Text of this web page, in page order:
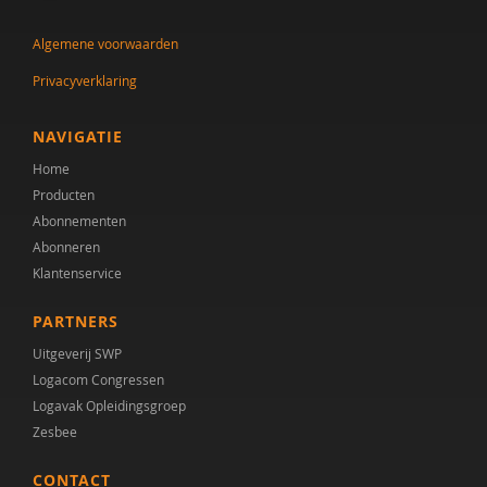
Leni Van Goidsenhoven
Gert-Jan Vanaken
Elisabeth W.M. Verhoeven
Kirsten Visser
Heleen Wesselius
Algemene voorwaarden
Privacyverklaring
NAVIGATIE
Home
Producten
Abonnementen
Abonneren
Klantenservice
PARTNERS
Uitgeverij SWP
Logacom Congressen
Logavak Opleidingsgroep
Zesbee
CONTACT